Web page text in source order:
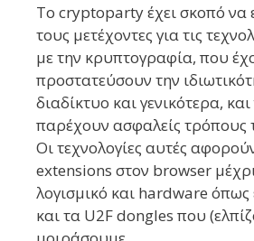
Το cryptoparty έχει σκοπό να
τους μετέχοντες για τις
με την κρυπτογραφία, που
προστατεύσουν την
διαδίκτυο και γενικότερα,
παρέχουν ασφαλείς τρόπους
Οι τεχνολογίες αυτές
extensions στον browser
λογισμικό και hardware όπως
και τα U2F dongles που